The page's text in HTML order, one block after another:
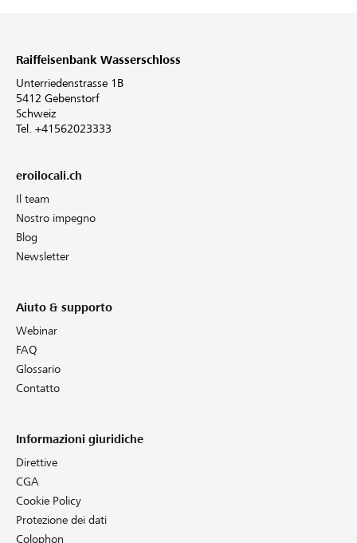
Raiffeisenbank Wasserschloss
Unterriedenstrasse 1B
5412 Gebenstorf
Schweiz
Tel. +41562023333
eroilocali.ch
Il team
Nostro impegno
Blog
Newsletter
Aiuto & supporto
Webinar
FAQ
Glossario
Contatto
Informazioni giuridiche
Direttive
CGA
Cookie Policy
Protezione dei dati
Colophon